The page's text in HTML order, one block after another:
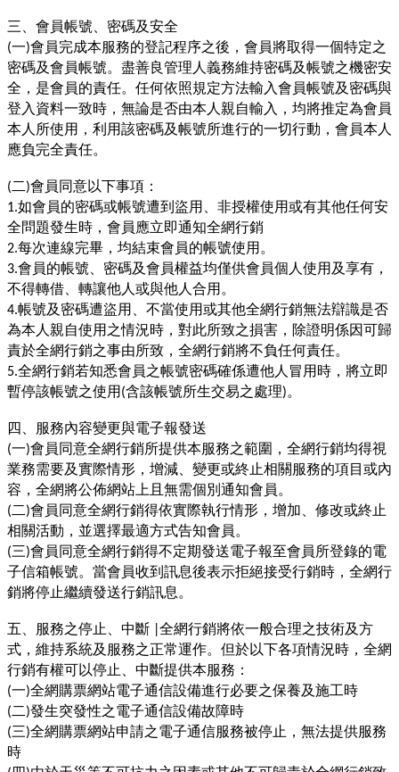
三、會員帳號、密碼及安全
(一)會員完成本服務的登記程序之後，會員將取得一個特定之
密碼及會員帳號。盡善良管理人義務維持密碼及帳號之機密安
全，是會員的責任。任何依照規定方法輸入會員帳號及密碼與
登入資料一致時，無論是否由本人親自輸入，均將推定為會員
本人所使用，利用該密碼及帳號所進行的一切行動，會員本人
應負完全責任。
(二)會員同意以下事項：
1.如會員的密碼或帳號遭到盜用、非授權使用或有其他任何安
全問題發生時，會員應立即通知全網行銷
2.每次連線完畢，均結束會員的帳號使用。
3.會員的帳號、密碼及會員權益均僅供會員個人使用及享有，
不得轉借、轉讓他人或與他人合用。
4.帳號及密碼遭盜用、不當使用或其他全網行銷無法辯識是否
為本人親自使用之情況時，對此所致之損害，除證明係因可歸
責於全網行銷之事由所致，全網行銷將不負任何責任。
5.全網行銷若知悉會員之帳號密碼確係遭他人冒用時，將立即
暫停該帳號之使用(含該帳號所生交易之處理)。
四、服務內容變更與電子報發送
(一)會員同意全網行銷所提供本服務之範圍，全網行銷均得視
業務需要及實際情形，增減、變更或終止相關服務的項目或內
容，全網將公佈網站上且無需個別通知會員。
(二)會員同意全網行銷得依實際執行情形，增加、修改或終止
相關活動，並選擇最適方式告知會員。
(三)會員同意全網行銷得不定期發送電子報至會員所登錄的電
子信箱帳號。當會員收到訊息後表示拒絕接受行銷時，全網行
銷將停止繼續發送行銷訊息。
五、服務之停止、中斷 全網行銷將依一般合理之技術及方
式，維持系統及服務之正常運作。但於以下各項情況時，全網
行銷有權可以停止、中斷提供本服務：
(一)全網購票網站電子通信設備進行必要之保養及施工時
(二)發生突發性之電子通信設備故障時
(三)全網購票網站申請之電子通信服務被停止，無法提供服務
時